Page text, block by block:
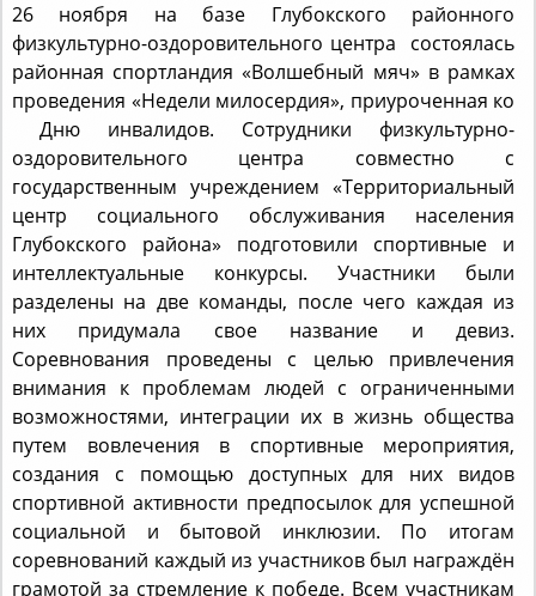
физкультурно-оздоровительного центра состоялась
районная спортландия «Волшебный мяч» в рамках
проведения «Недели милосердия», приуроченная ко
Дню инвалидов. Сотрудники физкультурно-
оздоровительного центра совместно с
государственным учреждением «Территориальный
центр социального обслуживания населения
Глубокского района» подготовили спортивные и
интеллектуальные конкурсы. Участники были
разделены на две команды, после чего каждая из
них придумала свое название и девиз.
Соревнования проведены с целью привлечения
внимания к проблемам людей с ограниченными
возможностями, интеграции их в жизнь общества
путем вовлечения в спортивные мероприятия,
создания с помощью доступных для них видов
спортивной активности предпосылок для успешной
социальной и бытовой инклюзии. По итогам
соревнований каждый из участников был награждён
грамотой за стремление к победе. Всем участникам
хочется пожелать крепкого физического здоровья,